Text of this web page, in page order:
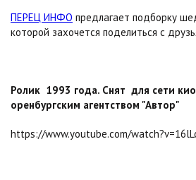
ПЕРЕЦ ИНФО предлагает подборку
которой захочется поделиться с
Ролик 1993 года. Снят для сети
оренбургским агентством "Автор"
https://www.youtube.com/